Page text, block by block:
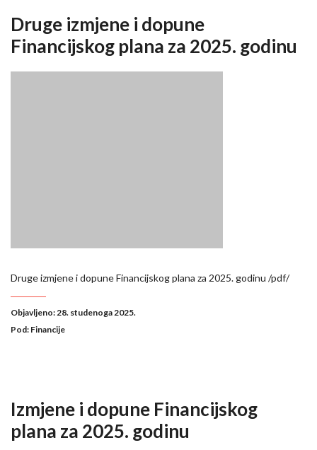
Druge izmjene i dopune
Financijskog plana za 2025. godinu
Druge izmjene i dopune Financijskog plana za 2025. godinu /pdf/
Objavljeno: 28. studenoga 2025.
Pod: Financije
Izmjene i dopune Financijskog
plana za 2025. godinu